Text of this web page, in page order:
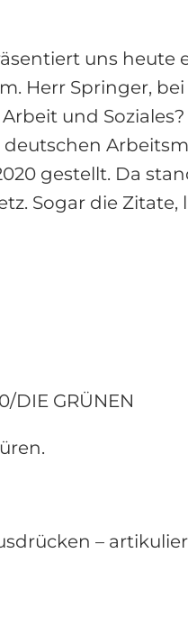
uns heute
Herr Springer, bei
und
gestellt. Da
Sogar die Zitate,
DIE GRÜNEN
–